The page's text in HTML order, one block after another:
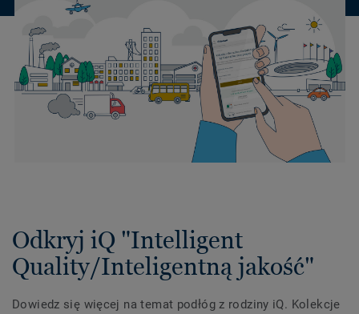
Odkryj iQ "Intelligent
Quality/Inteligentną jakość"
Dowiedz się więcej na temat podłóg z rodziny iQ. Kolekcje